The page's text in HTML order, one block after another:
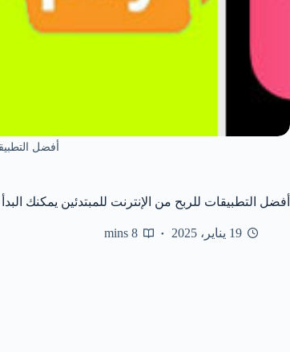
أفضل
أفضل التطبيقات للربح من الإنترنت للمبتدئين يمكنك البدأ
19 يناير، 2025 8 mins